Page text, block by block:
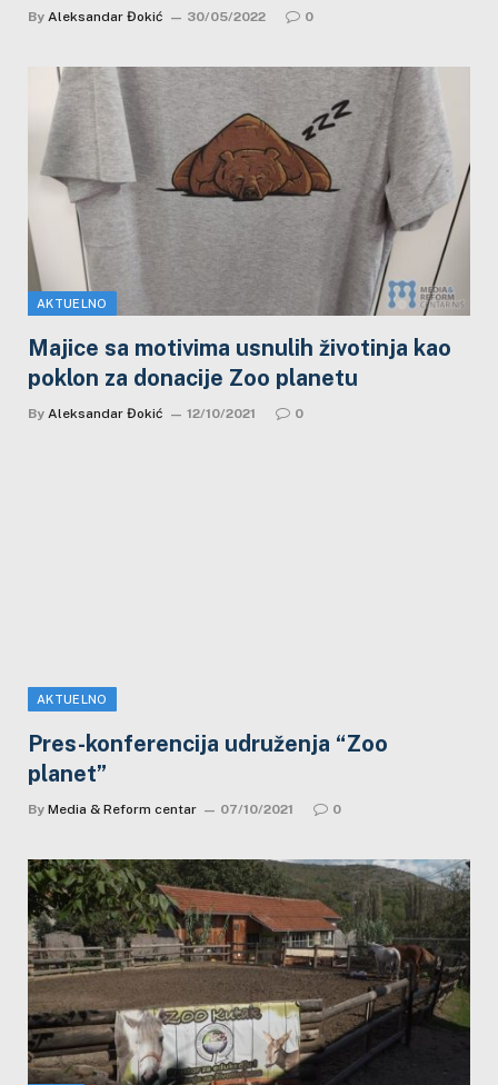
By Aleksandar Đokić 30/05/2022 0
AKTUELNO
Majice sa motivima usnulih životinja kao
poklon za donacije Zoo planetu
By Aleksandar Đokić 12/10/2021 0
AKTUELNO
Pres-konferencija udruženja “Zoo
planet”
By Media & Reform centar 07/10/2021 0